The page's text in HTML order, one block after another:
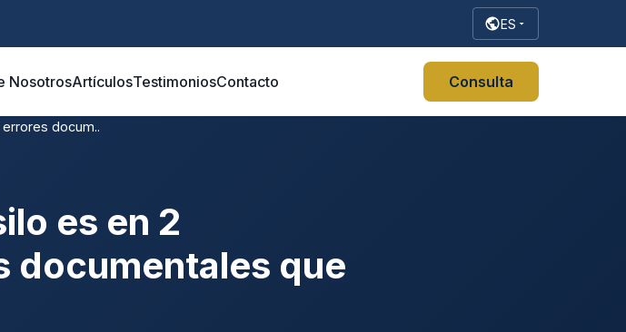
ES
NosotrosArtículosTestimoniosContacto Consulta
docum..
es en 2
documentales que